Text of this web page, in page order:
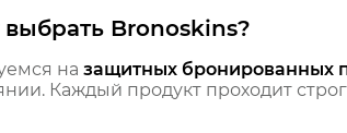
Bronoskins?
на защитных бронированных
Каждый продукт проходит